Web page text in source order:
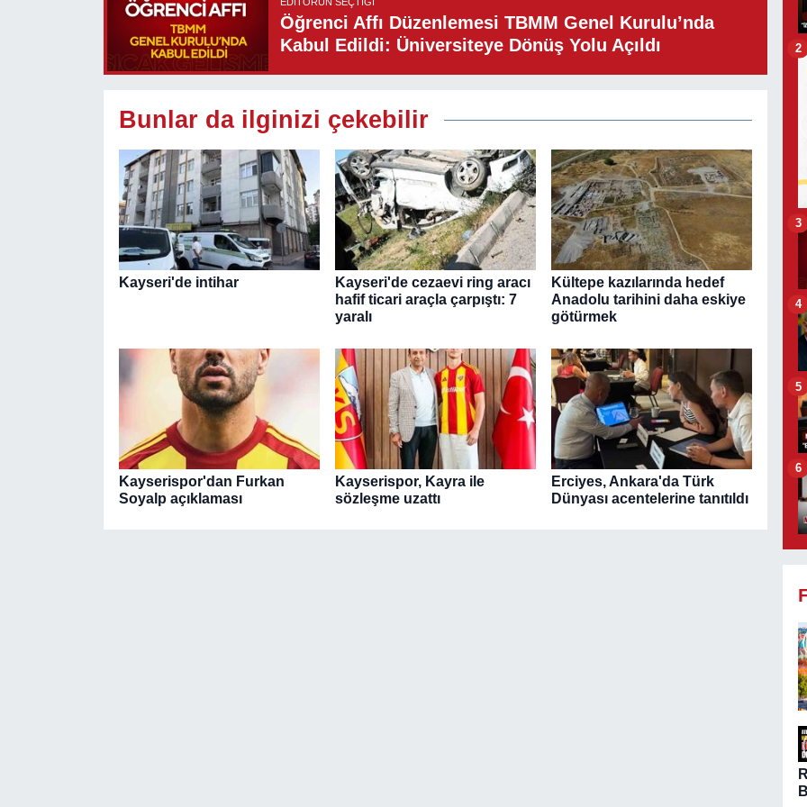
Öğrenci Affı Düzenlemesi TBMM Genel Kurulu’nda
Kabul Edildi: Üniversiteye Dönüş Yolu Açıldı
Bunlar da ilginizi çekebilir
Kayseri'de intihar
Kayseri'de cezaevi ring aracı
hafif ticari araçla çarpıştı: 7
yaralı
Kültepe kazılarında hedef
Anadolu tarihini daha eskiye
götürmek
Kayserispor'dan Furkan
Soyalp açıklaması
Kayserispor, Kayra ile
sözleşme uzattı
Erciyes, Ankara'da Türk
Dünyası acentelerine tanıtıldı
2
3
4
5
6